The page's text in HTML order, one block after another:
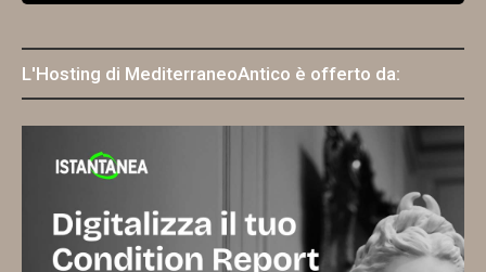
L'Hosting di MediterraneoAntico è offerto da: